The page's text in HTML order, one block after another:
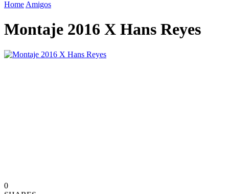
Home Amigos
Montaje 2016 X Hans Reyes
0